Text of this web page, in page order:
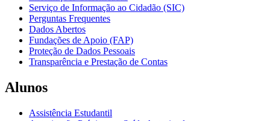
Serviço de Informação ao Cidadão (SIC)
Perguntas Frequentes
Dados Abertos
Fundações de Apoio (FAP)
Proteção de Dados Pessoais
Transparência e Prestação de Contas
Alunos
Assistência Estudantil